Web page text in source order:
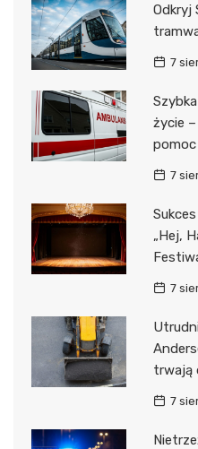
Odkryj
7
życie
pomoc
7
„Hej,
7
trwają
7